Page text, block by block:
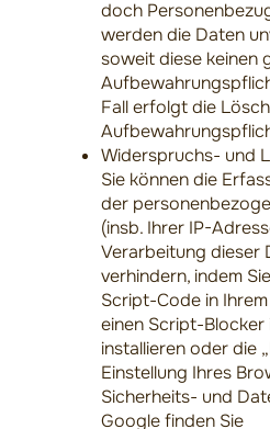
doch
werden die Daten
soweit diese keinen
Fall erfolgt die
Widerspruchs- und
Sie können die
der
(insb. Ihrer IP-
Verarbeitung dieser
verhindern, indem
Script-Code in
einen Script-Blocker
installieren oder die
Einstellung Ihres
Sicherheits- und
Google finden Sie